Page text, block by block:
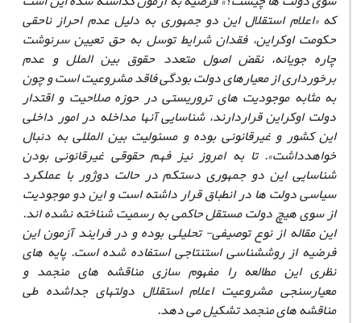
که «اعلام استقلال این دو جمهوری به ‏دلیل عدم احراز ناحقی
حکومت اوکراین، فقدان شرایط توسل به حق تعیین سرنوشت
چاره‏ جویانه، نقض اصول متعدد حقوق بین ‏الملل و عدم
برخورداری از معیارهای دولت‏ بودگی فاقد مشروعیت است و چون
به‏ مثابه موجودیت‏ های تروریستی در حوزه صلاحیت و اقتدار
دولت اوکراین قراردارند، شناسایی آنها مداخله در امور داخلی
این کشور و غیرقانونی بوده و مسئولیت بین ‏المللی به‏ دنبال
خواهدداشت». تا به امروز نیز فهم حقوقی غیرقانونی‏ بودن
شناسایی این دو جمهوری دست‏کم در حالت دوژور با عملکرد
سیاسی دولت ‏ها در انطباق قرار داشته ‏است و این دو موجودیت
از سوی هیچ دولت مستقل حاکمی به ‏رسمیت شناخته ‏نشده ‏اند.
این مقاله از نوع توصیفی- تحلیلی بوده و در فرایند آزمون این
فرضیه از روش‏شناسی استنتاجی استفاده شده ‏است. پایه ‏های
نظری این مطالعه را مفهوم ‏سازی مناقشه ‏های منجمد و
معیارسنجی مشروعیت اعلام استقلال دولت‏های جداشده طی
مناقشه ‏های منجمد تشکیل‏ می ‏دهد.